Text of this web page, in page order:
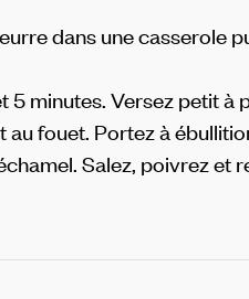
dans une casserole
5 minutes. Versez petit à
au fouet. Portez à
Salez, poivrez et